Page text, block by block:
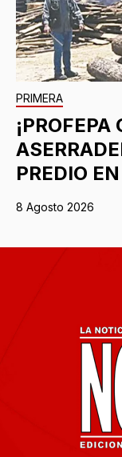
PRIMERA
PREDIO
8 Agosto 2026